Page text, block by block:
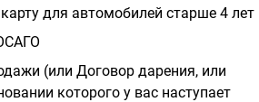
для автомобилей старше 4 лет
(или Договор дарения, или
которого у вас наступает